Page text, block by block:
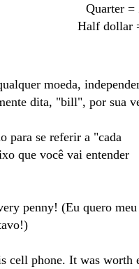
Quarter =
Half dollar
moeda,
dita, "bill", por sua
para se referir a "cada
que você vai entender
penny! (Eu quero meu
cell phone. It was worth